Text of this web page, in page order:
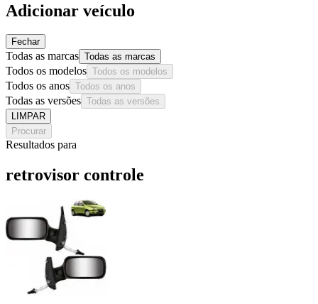
Adicionar veículo
Fechar
Todas as marcas Todas as marcas
Todos os modelos Todos os modelos
Todos os anos Todos os anos
Todas as versões Todas as versões
LIMPAR
Procurar
Resultados para
retrovisor controle